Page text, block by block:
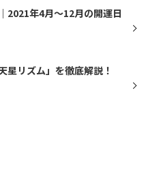
2021年4月〜12月の開運日
星リズム」を徹底解説！